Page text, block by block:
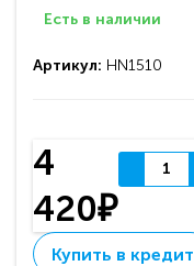
Есть в наличии
Артикул: HN1510
4
420₽
Купить в кредит